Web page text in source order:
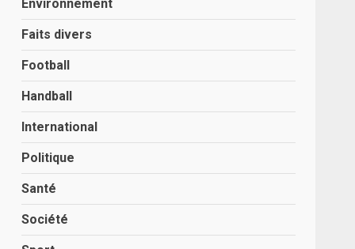
Environnement
Faits divers
Football
Handball
International
Politique
Santé
Société